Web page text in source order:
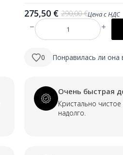
290,00€
Первоначальная
цена
составляла
275,50 €
Текущая
цена:
275,50 €.
Цена с НДС
Количество
товара
mm
priekšējo
0 Понравилась ли
Очень быстрая
Кристально
надолго.